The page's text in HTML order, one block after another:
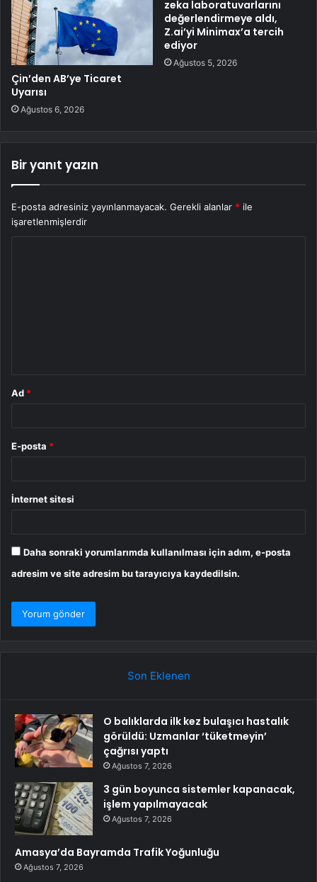
Çin’den AB’ye Ticaret
Uyarısı
Ağustos 6, 2026
zeka laboratuvarlarını
değerlendirmeye aldı,
Z.ai’yi Minimax’a tercih
ediyor
Ağustos 5, 2026
Bir yanıt yazın
E-posta adresiniz yayınlanmayacak. Gerekli alanlar * ile
işaretlenmişlerdir
Ad *
E-posta *
İnternet sitesi
Daha sonraki yorumlarımda kullanılması için adım, e-posta
adresim ve site adresim bu tarayıcıya kaydedilsin.
Son Eklenen
O balıklarda ilk kez bulaşıcı hastalık
görüldü: Uzmanlar ‘tüketmeyin’
çağrısı yaptı
Ağustos 7, 2026
3 gün boyunca sistemler kapanacak,
işlem yapılmayacak
Ağustos 7, 2026
Amasya’da Bayramda Trafik Yoğunluğu
Ağustos 7, 2026